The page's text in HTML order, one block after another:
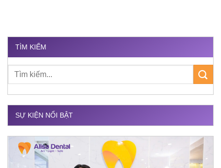
TÌM KIẾM
SỰ KIỆN NỔI BẬT